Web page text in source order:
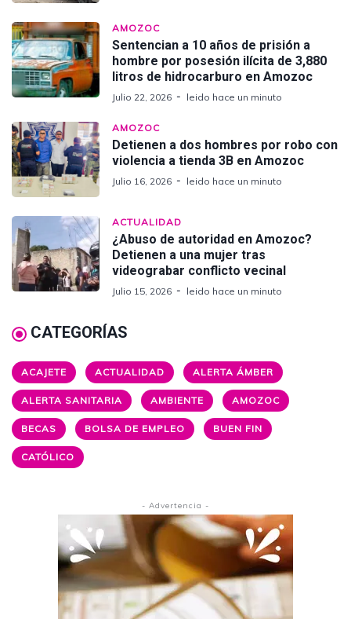
AMOZOC
Sentencian a 10 años de prisión a
hombre por posesión ilícita de 3,880
litros de hidrocarburo en Amozoc
Julio 22, 2026 leido hace un minuto
AMOZOC
Detienen a dos hombres por robo con
violencia a tienda 3B en Amozoc
Julio 16, 2026 leido hace un minuto
ACTUALIDAD
¿Abuso de autoridad en Amozoc?
Detienen a una mujer tras
videograbar conflicto vecinal
Julio 15, 2026 leido hace un minuto
CATEGORÍAS
ACAJETE ACTUALIDAD ALERTA ÁMBER
ALERTA SANITARIA AMBIENTE AMOZOC
BECAS BOLSA DE EMPLEO BUEN FIN
CATÓLICO
- Advertencia -